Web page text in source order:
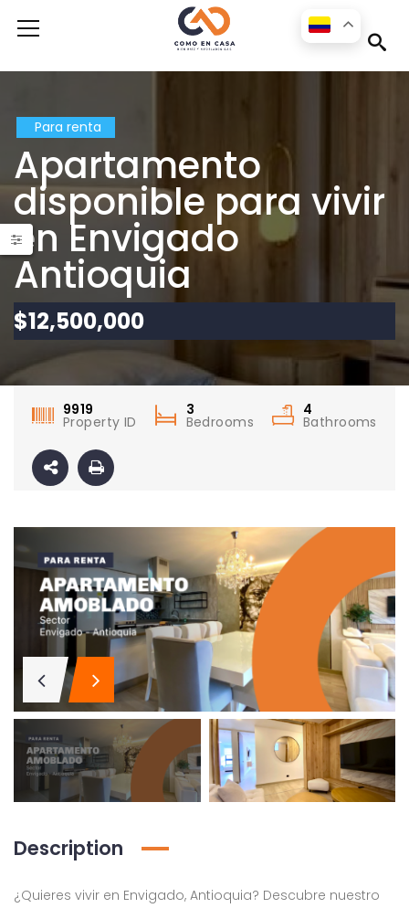
Para renta
Apartamento
disponible para vivir
en Envigado
Antioquia
$12,500,000
9919
Property ID
3
Bedrooms
4
Bathrooms
Description
¿Quieres vivir en Envigado, Antioquia? Descubre nuestro
Apartamento para la renta disponible en la ciudad de Medellín en el sector Las Palmas
Apartamento amoblado en la ciudad de Medellín Antioquia
El Poblado, Medellín Medellín, Antioquia